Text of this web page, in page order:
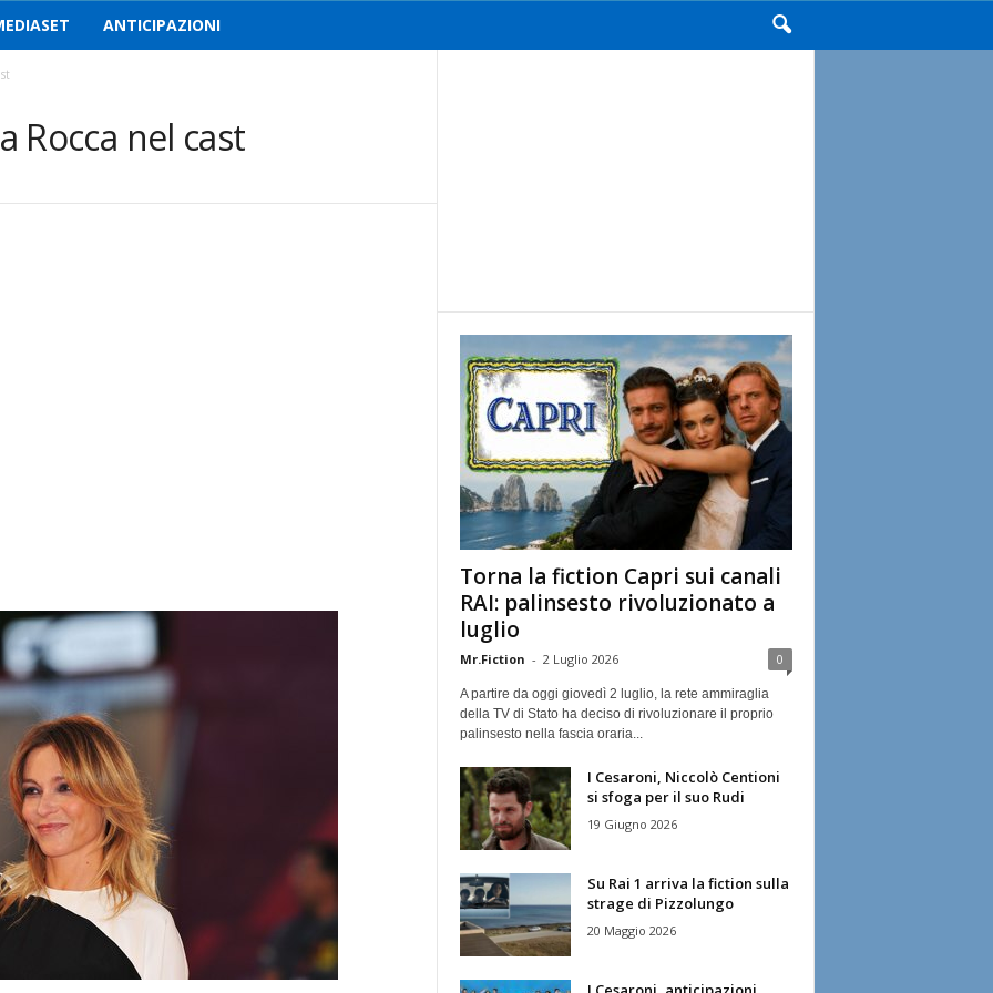
ANTICIPAZIONI
Rocca nel cast
Torna la fiction Capri sui canali
RAI: palinsesto rivoluzionato a
luglio
Mr.Fiction - 2 Luglio 2026 0
A partire da oggi giovedì 2 luglio, la rete ammiraglia
della TV di Stato ha deciso di rivoluzionare il proprio
palinsesto nella fascia oraria...
I Cesaroni, Niccolò Centioni
si sfoga per il suo Rudi
19 Giugno 2026
Su Rai 1 arriva la fiction sulla
strage di Pizzolungo
20 Maggio 2026